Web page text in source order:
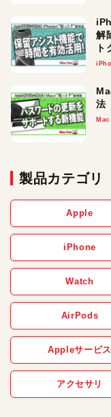
解
ト
法
Mac
製品カテゴリ
Apple
iPhone
Watch
AirPods
Appleサービス
アクセサリ